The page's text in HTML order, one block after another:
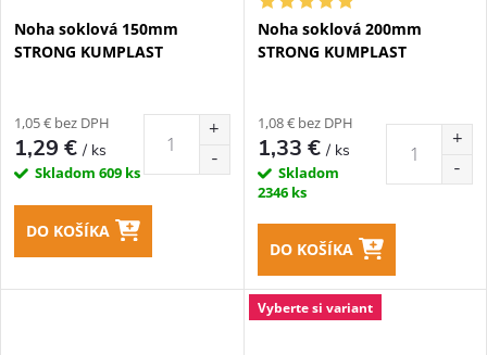
Noha soklová 150mm
STRONG KUMPLAST
1,05 € bez DPH
1,29 €/ ks
Skladom 609 ks
DO KOŠÍKA
Noha soklová 200mm
STRONG KUMPLAST
1,08 € bez DPH
1,33 €/ ks
Skladom
2346 ks
DO KOŠÍKA
Vyberte si variant